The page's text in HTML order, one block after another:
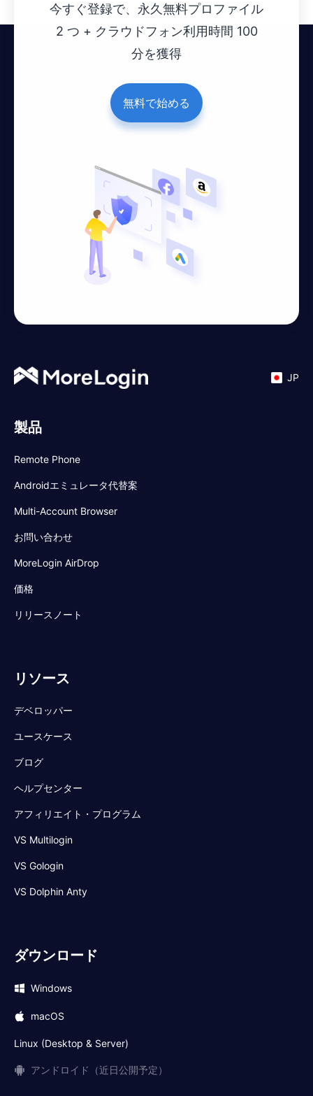
今すぐ登録で、永久無料プロファイル
2 つ + クラウドフォン利用時間 100
分を獲得
無料で始める
JP
製品
Remote Phone
Androidエミュレータ代替案
Multi-Account Browser
お問い合わせ
MoreLogin AirDrop
価格
リリースノート
リソース
デベロッパー
ユースケース
ブログ
ヘルプセンター
アフィリエイト・プログラム
VS Multilogin
VS Gologin
VS Dolphin Anty
ダウンロード
Windows
macOS
Linux (Desktop & Server)
アンドロイド（近日公開予定）